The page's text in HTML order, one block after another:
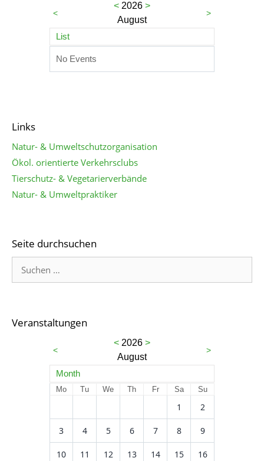
<
< 2026 >
August
>
List
No Events
Links
Natur- & Umweltschutzorganisation
Ökol. orientierte Verkehrsclubs
Tierschutz- & Vegetarierverbände
Natur- & Umweltpraktiker
Seite durchsuchen
Veranstaltungen
<
< 2026 >
August
>
Month
Mo Tu We Th Fr Sa Su
1 2
3 4 5 6 7 8 9
10 11 12 13 14 15 16